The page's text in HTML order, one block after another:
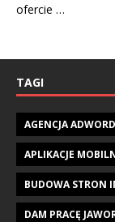
ofercie …
TAGI
AGENCJA
APLIKACJE
BUDOWA STRON
DAM PRACĘ